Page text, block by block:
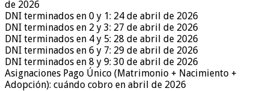
de 2026
DNI terminados en 0 y 1: 24 de abril de 2026
DNI terminados en 2 y 3: 27 de abril de 2026
DNI terminados en 4 y 5: 28 de abril de 2026
DNI terminados en 6 y 7: 29 de abril de 2026
DNI terminados en 8 y 9: 30 de abril de 2026
Asignaciones Pago Único (Matrimonio + Nacimiento +
Adopción): cuándo cobro en abril de 2026